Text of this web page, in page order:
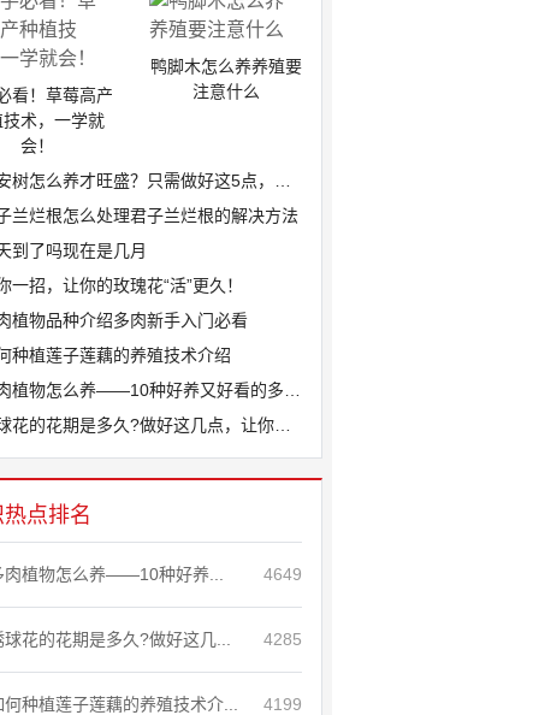
看！草莓高产
技术，一学就
会！
鸭脚木怎么养养殖要
注意什么
树怎么养才旺盛？只需做好这5点，叶片...
兰烂根怎么处理君子兰烂根的解决方法
到了吗现在是几月
一招，让你的玫瑰花“活”更久！
植物品种介绍多肉新手入门必看
种植莲子莲藕的养殖技术介绍
植物怎么养——10种好养又好看的多肉...
花的花期是多久?做好这几点，让你家绣...
点排名
肉植物怎么养——10种好养... 4649
球花的花期是多久?做好这几... 4285
何种植莲子莲藕的养殖技术介... 4199